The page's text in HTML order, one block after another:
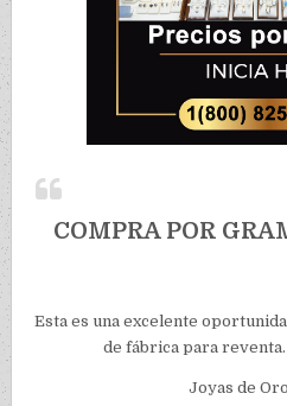
COMPRA POR
Esta es una excelente
de fábrica para
Joyas de